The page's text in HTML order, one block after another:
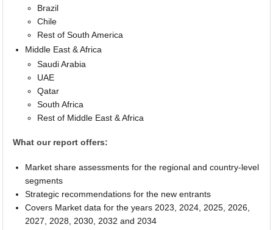
Brazil
Chile
Rest of South America
Middle East & Africa
Saudi Arabia
UAE
Qatar
South Africa
Rest of Middle East & Africa
What our report offers:
Market share assessments for the regional and country-level
segments
Strategic recommendations for the new entrants
Covers Market data for the years 2023, 2024, 2025, 2026,
2027, 2028, 2030, 2032 and 2034